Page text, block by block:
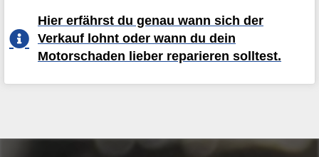
Hier erfährst du genau wann sich der
Verkauf lohnt oder wann du dein
Motorschaden lieber reparieren solltest.